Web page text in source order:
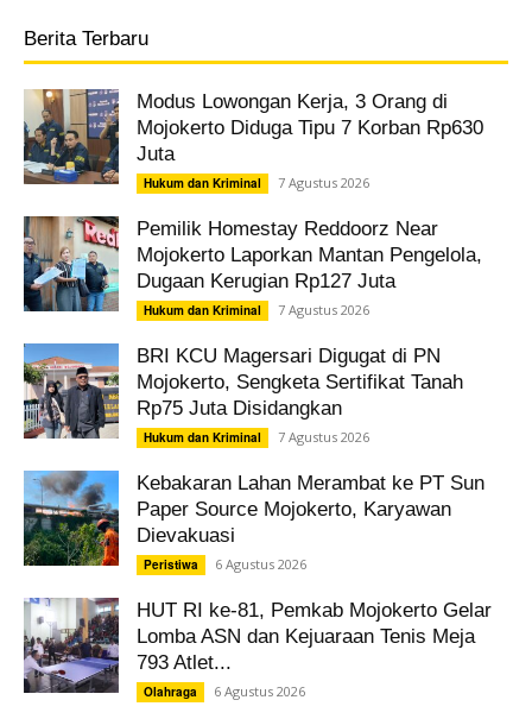
Berita Terbaru
Modus Lowongan Kerja, 3 Orang di
Mojokerto Diduga Tipu 7 Korban Rp630
Juta
Hukum dan Kriminal 7 Agustus 2026
Pemilik Homestay Reddoorz Near
Mojokerto Laporkan Mantan Pengelola,
Dugaan Kerugian Rp127 Juta
Hukum dan Kriminal 7 Agustus 2026
BRI KCU Magersari Digugat di PN
Mojokerto, Sengketa Sertifikat Tanah
Rp75 Juta Disidangkan
Hukum dan Kriminal 7 Agustus 2026
Kebakaran Lahan Merambat ke PT Sun
Paper Source Mojokerto, Karyawan
Dievakuasi
Peristiwa 6 Agustus 2026
HUT RI ke-81, Pemkab Mojokerto Gelar
Lomba ASN dan Kejuaraan Tenis Meja
793 Atlet...
Olahraga 6 Agustus 2026